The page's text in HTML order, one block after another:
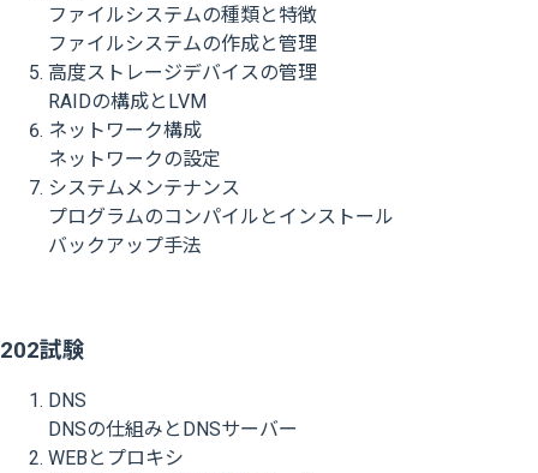
ファイルシステムの種類と特徴
ファイルシステムの作成と管理
高度ストレージデバイスの管理
RAIDの構成とLVM
ネットワーク構成
ネットワークの設定
システムメンテナンス
プログラムのコンパイルとインストール
バックアップ手法
202試験
DNS
DNSの仕組みとDNSサーバー
WEBとプロキシ